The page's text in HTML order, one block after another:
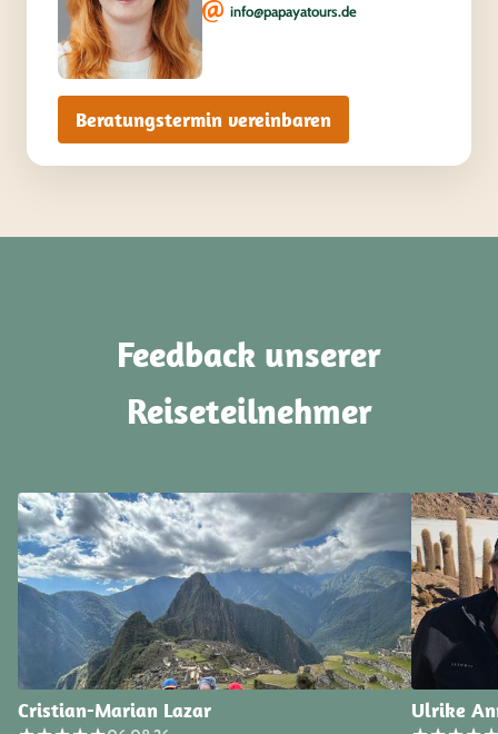
info@papayatours.de
Beratungstermin vereinbaren
Feedback unserer
Reiseteilnehmer
Cristian-Marian Lazar Ulrike